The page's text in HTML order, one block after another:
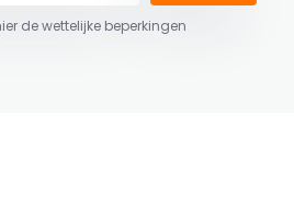
de wettelijke beperkingen